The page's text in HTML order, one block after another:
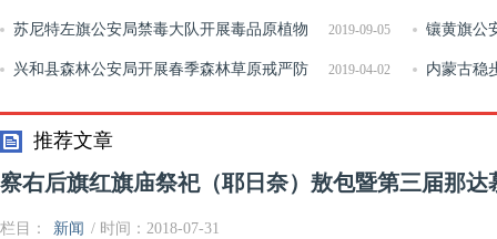
先天性心脏病患儿接受义诊 2019-09-05
苏尼特左旗公安局禁毒大队开展毒品原植物
禁种铲毒踏查工作
镶黄旗公
下道路应急
2019-04-02
兴和县森林公安局开展春季森林草原戒严防
火
内蒙古稳
推荐文章
察右后旗红旗庙祭祀（耶日奈）敖包暨第三届那达
栏目： 新闻 / 时间：2018-07-31